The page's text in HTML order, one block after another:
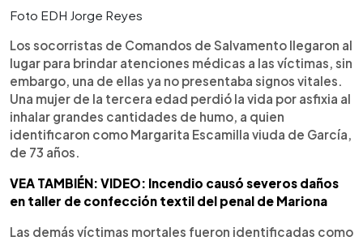
Foto EDH Jorge Reyes
Los socorristas de Comandos de Salvamento llegaron al
lugar para brindar atenciones médicas a las víctimas, sin
embargo, una de ellas ya no presentaba signos vitales.
Una mujer de la tercera edad perdió la vida por asfixia al
inhalar grandes cantidades de humo, a quien
identificaron como Margarita Escamilla viuda de García,
de 73 años.
VEA TAMBIÉN: VIDEO: Incendio causó severos daños
en taller de confección textil del penal de Mariona
Las demás víctimas mortales fueron identificadas como